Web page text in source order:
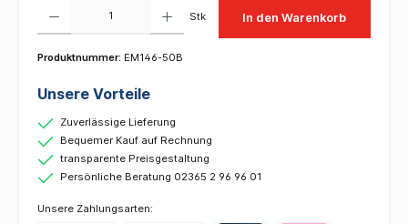
Stk In den Warenkorb
Produktnummer: EM146-50B
Unsere Vorteile
Zuverlässige Lieferung
Bequemer Kauf auf Rechnung
transparente Preisgestaltung
Persönliche Beratung 02365 2 96 96 01
Unsere Zahlungsarten: